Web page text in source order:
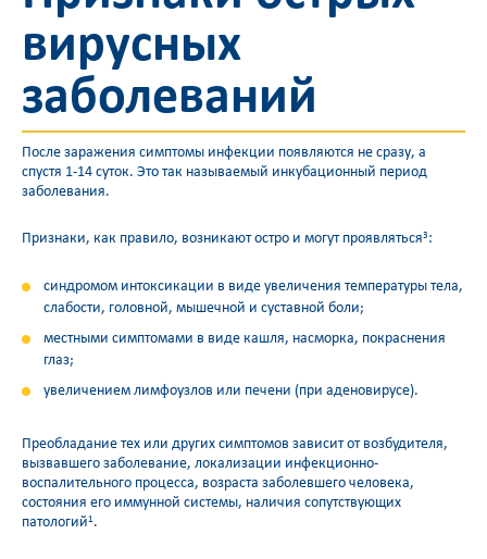
вирусных
заболеваний
После заражения симптомы инфекции появляются не сразу, а
спустя 1-14 суток. Это так называемый инкубационный период
заболевания.
Признаки, как правило, возникают остро и могут проявляться3 :
синдромом интоксикации в виде увеличения температуры тела,
слабости, головной, мышечной и суставной боли;
местными симптомами в виде кашля, насморка, покраснения
глаз;
увеличением лимфоузлов или печени (при аденовирусе).
Преобладание тех или других симптомов зависит от возбудителя,
вызвавшего заболевание, локализации инфекционно-
воспалительного процесса, возраста заболевшего человека,
состояния его иммунной системы, наличия сопутствующих
патологий1 .